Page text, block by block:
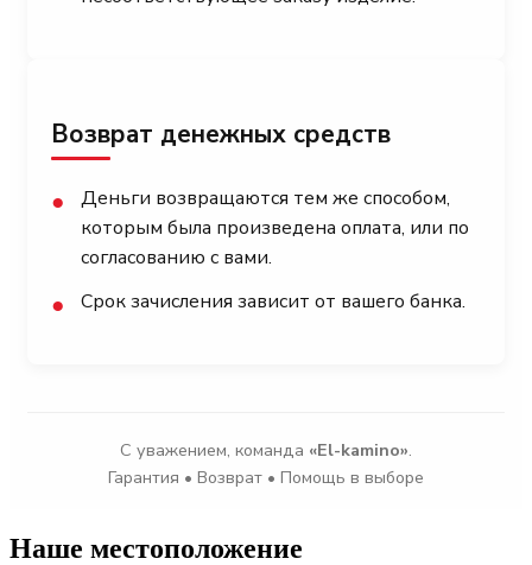
Возврат денежных средств
●
Деньги возвращаются тем же способом,
которым была произведена оплата, или по
согласованию с вами.
● Срок зачисления зависит от вашего банка.
С уважением, команда «El-kamino».
Гарантия • Возврат • Помощь в выборе
Наше местоположение